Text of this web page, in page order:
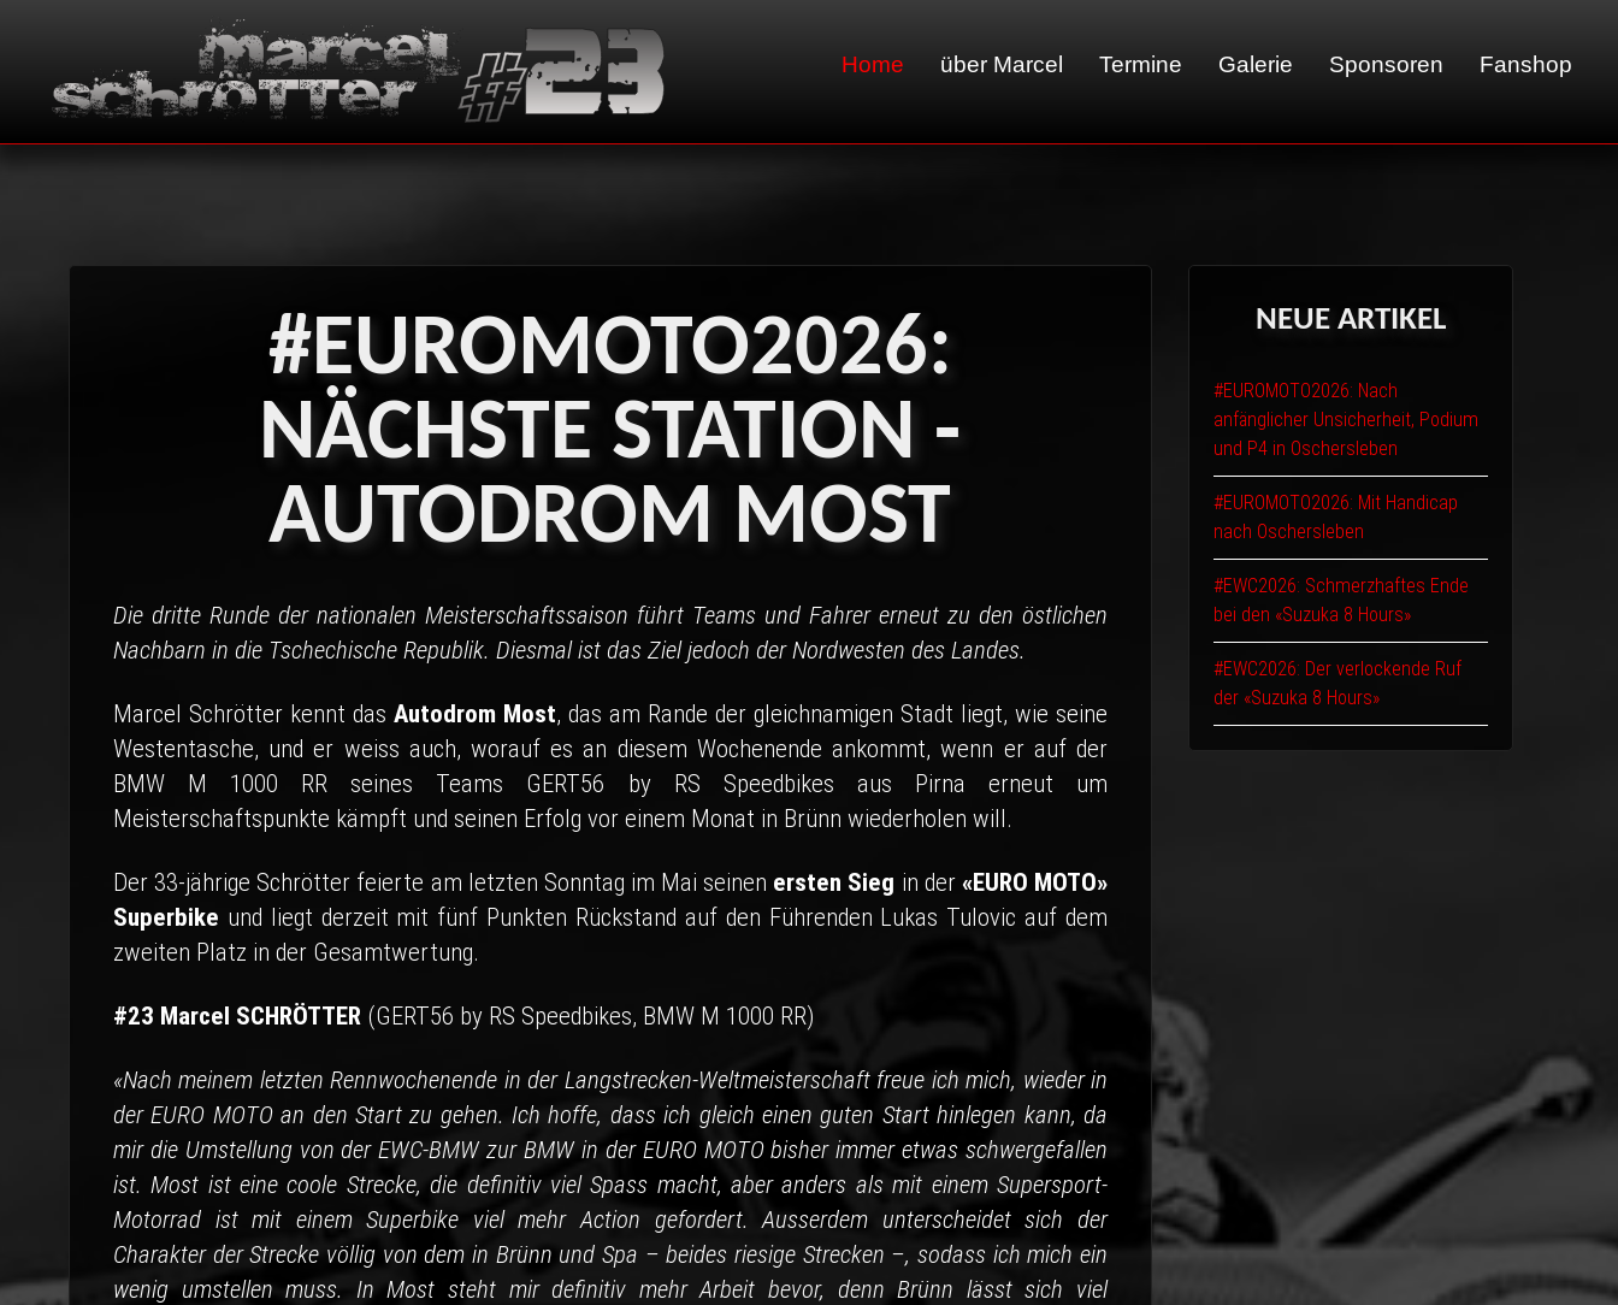
Home über Marcel Termine Galerie
04 - Spa
06 - Most
Sponsoren Fanshop
#EUROMOTO2026:
NÄCHSTE STATION -
AUTODROM MOST
Die dritte Runde der nationalen Meisterschaftssaison führt Teams und Fahrer erneut zu den östlichen
Nachbarn in die Tschechische Republik. Diesmal ist das Ziel jedoch der Nordwesten des Landes.
Marcel Schrötter kennt das Autodrom Most, das am Rande der gleichnamigen Stadt liegt, wie seine
Westentasche, und er weiss auch, worauf es an diesem Wochenende ankommt, wenn er auf der
BMW M 1000 RR seines Teams GERT56 by RS Speedbikes aus Pirna erneut um
Meisterschaftspunkte kämpft und seinen Erfolg vor einem Monat in Brünn wiederholen will.
Der 33-jährige Schrötter feierte am letzten Sonntag im Mai seinen ersten Sieg in der «EURO MOTO»
Superbike und liegt derzeit mit fünf Punkten Rückstand auf den Führenden Lukas Tulovic auf dem
zweiten Platz in der Gesamtwertung.
#23 Marcel SCHRÖTTER (GERT56 by RS Speedbikes, BMW M 1000 RR)
«Nach meinem letzten Rennwochenende in der Langstrecken-Weltmeisterschaft freue ich mich, wieder in
der EURO MOTO an den Start zu gehen. Ich hoffe, dass ich gleich einen guten Start hinlegen kann, da
mir die Umstellung von der EWC-BMW zur BMW in der EURO MOTO bisher immer etwas schwergefallen
ist. Most ist eine coole Strecke, die definitiv viel Spass macht, aber anders als mit einem Supersport-
Motorrad ist mit einem Superbike viel mehr Action gefordert. Ausserdem unterscheidet sich der
Charakter der Strecke völlig von dem in Brünn und Spa – beides riesige Strecken –, sodass ich mich ein
wenig umstellen muss. In Most steht mir definitiv mehr Arbeit bevor, denn Brünn lässt sich viel
NEUE ARTIKEL
#EUROMOTO2026: Nach
anfänglicher Unsicherheit, Podium
und P4 in Oschersleben
#EUROMOTO2026: Mit Handicap
nach Oschersleben
#EWC2026: Schmerzhaftes Ende
bei den «Suzuka 8 Hours»
#EWC2026: Der verlockende Ruf
der «Suzuka 8 Hours»